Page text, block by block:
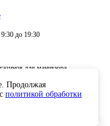
9:30 до 19:30
для маникюра
Продолжая
политикой обработки